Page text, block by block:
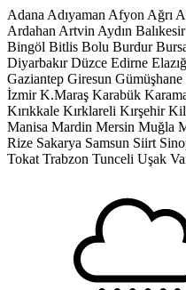
Adana Adıyaman Afyon Ağrı
Ardahan Artvin Aydın Balıkesir
Bingöl Bitlis Bolu Burdur
Diyarbakır Düzce Edirne Elazığ
Gaziantep Giresun Gümüşhane
İzmir K.Maraş Karabük
Kırıkkale Kırklareli Kırşehir
Manisa Mardin Mersin Muğla
Rize Sakarya Samsun Siirt
Tokat Trabzon Tunceli Uşak